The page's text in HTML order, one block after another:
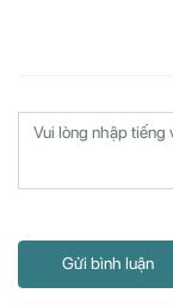
Gửi bình luận